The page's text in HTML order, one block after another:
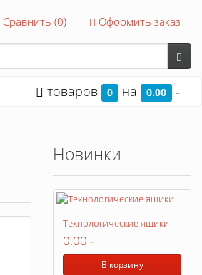
Сравнить (0) Оформить заказ
товаров 0 на 0.00 -
Новинки
Технологические ящики
0.00 -
В корзину